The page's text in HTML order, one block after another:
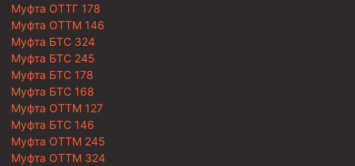
Муфта ОТТГ 178
Муфта ОТТМ 146
Муфта БТС 324
Муфта БТС 245
Муфта БТС 178
Муфта БТС 168
Муфта ОТТМ 127
Муфта БТС 146
Муфта ОТТМ 245
Муфта ОТТМ 324